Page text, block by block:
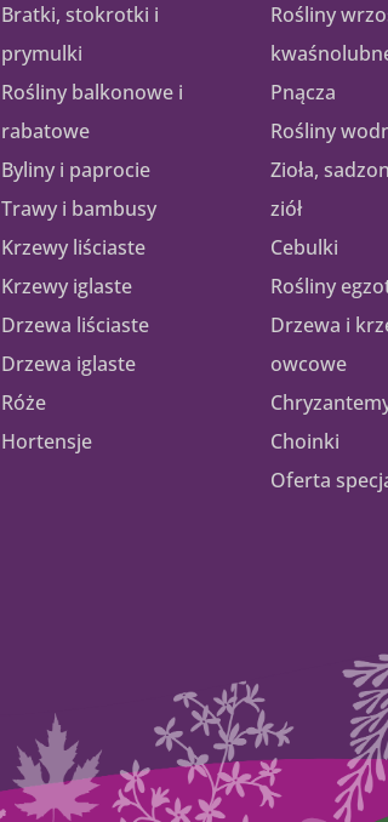
Bratki, stokrotki i
prymulki
Rośliny balkonowe i
rabatowe
Byliny i paprocie
Trawy i bambusy
Krzewy liściaste
Krzewy iglaste
Drzewa liściaste
Drzewa iglaste
Róże
Hortensje
Rośliny
Pnącza
Rośliny
Zioła,
ziół
Cebulki
Rośliny
Drzewa i
owcowe
Choinki
Oferta